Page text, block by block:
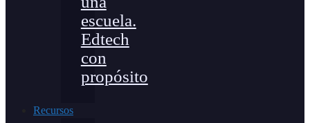
escuela.
Edtech
con
propósito
Recursos